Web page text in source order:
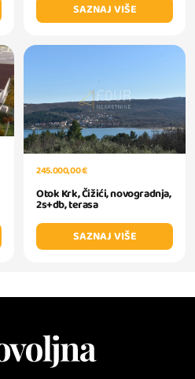
SAZNAJ VIŠE
245.000,00 €
Otok Krk, Čižići, novogradnja,
2s+db, terasa
SAZNAJ VIŠE